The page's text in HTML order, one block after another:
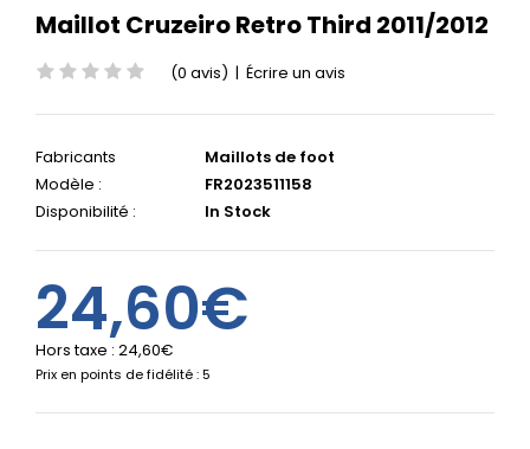
Maillot Cruzeiro Retro Third 2011/2012
(0 avis) | Écrire un avis
Fabricants
Maillots de foot
Modèle :
FR2023511158
Disponibilité :
In Stock
24,60€
Hors taxe : 24,60€
Prix en points de fidélité : 5